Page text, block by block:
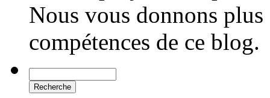
Nous vous donnons
compétences de ce blog.